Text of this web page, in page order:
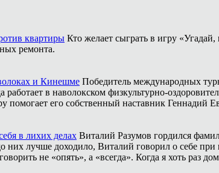
квартиры Кто желает сыграть в игру
ремонта.
и Кинешме Победитель международных
в наволокском физкультурно-
помогает его собственный наставник Геннадий
в лихих делах Виталий Разумов гордился
них лучше доходило, Виталий говорил о себе
не «опять», а «всегда». Когда я хоть раз